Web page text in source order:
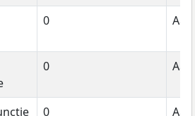
0
0
0